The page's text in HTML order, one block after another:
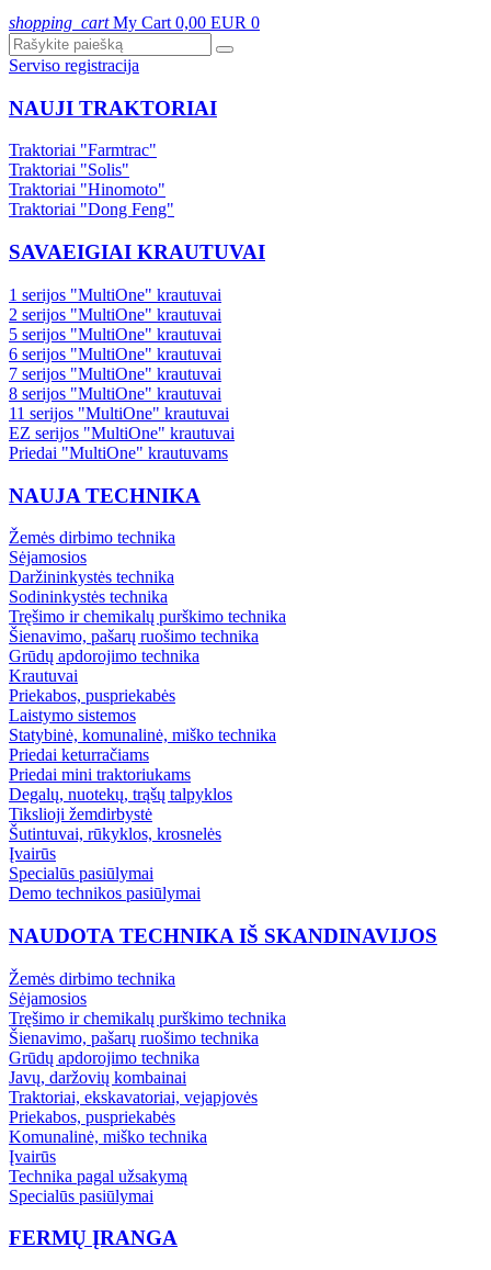
shopping_cart My Cart 0,00 EUR 0
Serviso registracija
NAUJI TRAKTORIAI
Traktoriai "Farmtrac"
Traktoriai "Solis"
Traktoriai "Hinomoto"
Traktoriai "Dong Feng"
SAVAEIGIAI KRAUTUVAI
1 serijos "MultiOne" krautuvai
2 serijos "MultiOne" krautuvai
5 serijos "MultiOne" krautuvai
6 serijos "MultiOne" krautuvai
7 serijos "MultiOne" krautuvai
8 serijos "MultiOne" krautuvai
11 serijos "MultiOne" krautuvai
EZ serijos "MultiOne" krautuvai
Priedai "MultiOne" krautuvams
NAUJA TECHNIKA
Žemės dirbimo technika
Sėjamosios
Daržininkystės technika
Sodininkystės technika
Tręšimo ir chemikalų purškimo technika
Šienavimo, pašarų ruošimo technika
Grūdų apdorojimo technika
Krautuvai
Priekabos, puspriekabės
Laistymo sistemos
Statybinė, komunalinė, miško technika
Priedai keturračiams
Priedai mini traktoriukams
Degalų, nuotekų, trąšų talpyklos
Tikslioji žemdirbystė
Šutintuvai, rūkyklos, krosnelės
Įvairūs
Specialūs pasiūlymai
Demo technikos pasiūlymai
NAUDOTA TECHNIKA IŠ SKANDINAVIJOS
Žemės dirbimo technika
Sėjamosios
Tręšimo ir chemikalų purškimo technika
Šienavimo, pašarų ruošimo technika
Grūdų apdorojimo technika
Javų, daržovių kombainai
Traktoriai, ekskavatoriai, vejapjovės
Priekabos, puspriekabės
Komunalinė, miško technika
Įvairūs
Technika pagal užsakymą
Specialūs pasiūlymai
FERMŲ ĮRANGA